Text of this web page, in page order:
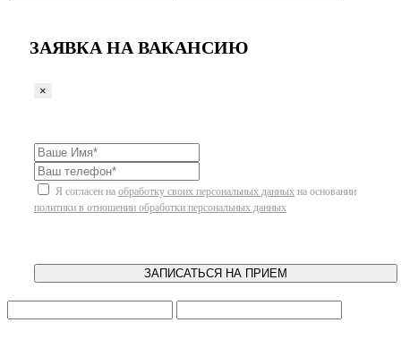
ЗАЯВКА НА ВАКАНСИЮ
×
Я согласен на обработку своих персональных данных на основании
политики в отношении обработки персональных данных
ЗАПИСАТЬСЯ НА ПРИЕМ